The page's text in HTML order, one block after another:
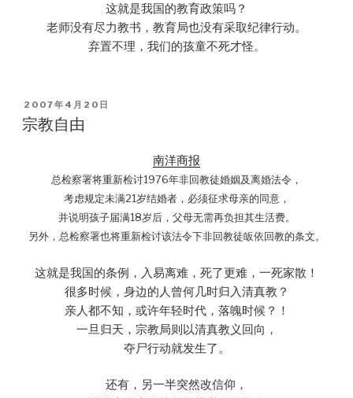
这就是我国的教育政策吗？
老师没有尽力教书，教育局也没有采取纪律行动。
弃置不理，我们的孩童不死才怪。
POSTED
ON
2007年4月20日
宗教自由
南洋商报
总检察署将重新检讨1976年非回教徒婚姻及离婚法令，
考虑规定未满21岁结婚者，必须征求母亲的同意，
并说明孩子届满18岁后，父母无需再负担其生活费。
另外，总检察署也将重新检讨该法令下非回教徒皈依回教的条文。
这就是我国的条例，入易离难，死了更难，一死家散！
很多时候，身边的人曾何几时归入清真教？
亲人都不知，或许年轻时代，落魄时候？！
一旦归天，宗教局则以清真教义回向，
夺尸行动就发生了。
还有，另一半突然改信仰，